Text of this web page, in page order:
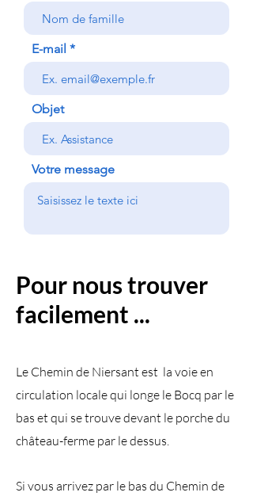
E-mail
Objet
Votre message
Pour nous trouver
facilement ...
Le Chemin de Niersant est la voie en
circulation locale qui longe le Bocq par le
bas et qui se trouve devant le porche du
château-ferme par le dessus.
Si vous arrivez par le bas du Chemin de